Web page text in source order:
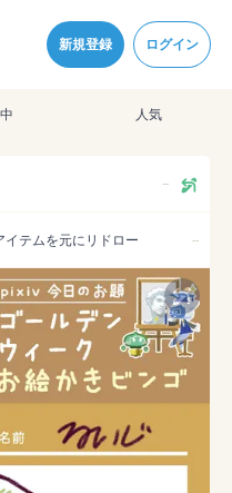
新規登録 ログイン
パシーポリシーを改定しました。
をクリックします
らに快適に！ 人気
--
イテムを元にリドロー --